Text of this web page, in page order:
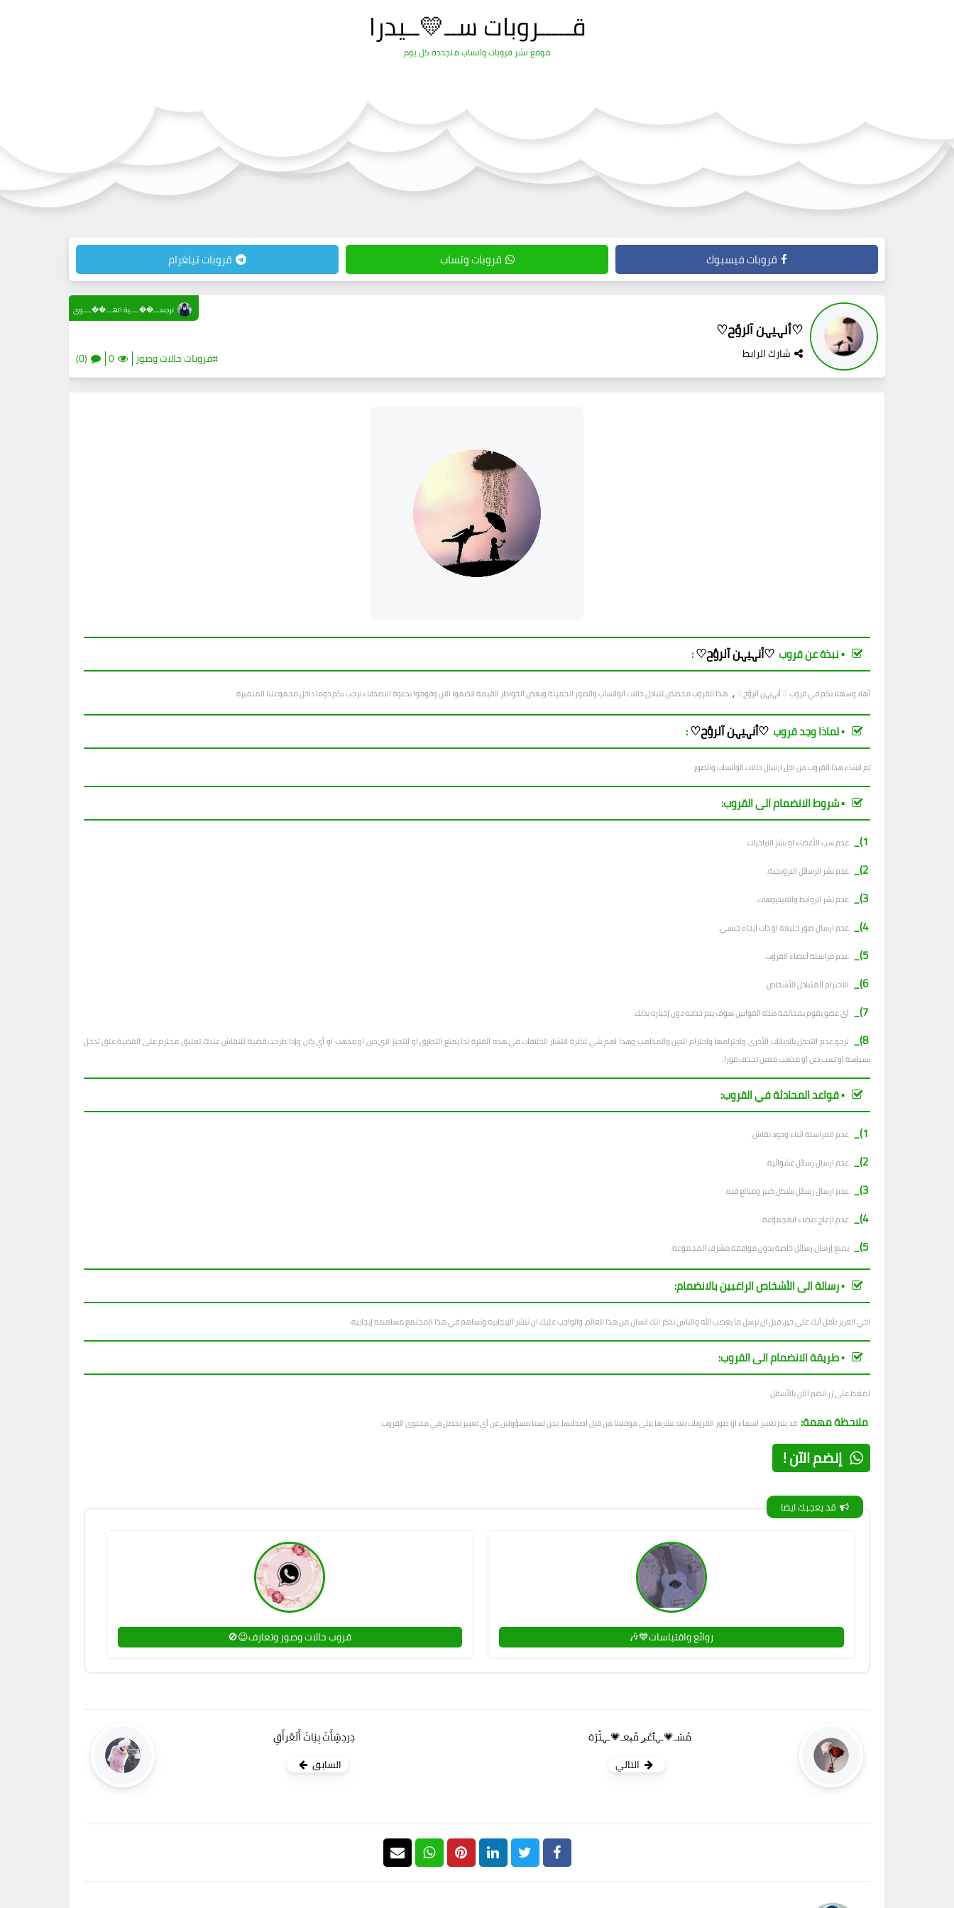
قـــــروبات ســ💛ــيدرا
موقع نشر قروبات واتساب متجددة كل يوم
قروبات فيسبوك قروبات وتساب قروبات تيلغرام
♡أنہيہن آلروٌح♡
شارك الرابط #قروبات حالات وصور 0
(0)
نرجســـ��ــــية الهـــ��ــــوى
▪︎ نبذة عن قروب ♡أنہيہن آلروٌح♡:
أهلا وسهلا بكم في قروب♡أنہيہن آلروٌح♡ ، هذا القروب مخصص لتبادل حالات الواتساب والصور الجميلة وبعض الخواطر القيمة انضموا الان وقوموا بدعوة الاصدقاء نرحب بكم دوما داخل مجموعتنا المتميزة
▪︎ لماذا وجد قروب ♡أنہيہن آلروٌح♡:
تم انشاء هذا القروب من اجل ارسال حالات الواتساب والصور
▪︎ شروط الانضمام الى القروب:
1)_
عدم سب الأعضاء او نشر الاباحيات.
2)_ عدم نشر الرسائل الترويجية.
3)_ عدم نشر الروابط والفيديوهات.
4)_ عدم ارسال صور خليعة او ذات ايحاء جنسي.
5)_ عدم مراسلة أعضاء القروب.
6)_ الاحترام المتبادل للأشخاص.
7)_ أي عضو يقوم بمخالفة هذه القوانين سوف يتم حذفه دون إخباره بذلك.
8)_
نرجو عدم التدخل بالديانات الأخرى واحترامها واحترام الدين والمذاهب وهذا اهم شي لكثرة انتشار الخلافات في هذه الفترة لذا يمنع التطرق او التحيز لاي دين او مذهب او أي كان وإذا طرحت قضية للنقاش عندك تعليق محترم على القضية علق تدخل
بسياسة او تسب دين او مذهب معين تحذف فورا.
▪︎ قواعد المحادثة في القروب:
1)_
عدم المراسلة اثناء وجود نقاش.
2)_ عدم ارسال رسائل عشوائية.
3)_ عدم ارسال رسائل بشكل كبير ومبالغ فيه.
4)_ عدم ازعاج اعضاء المجموعة.
5)_ يمنع إرسال رسائل خاصة بدون موافقة مشرف المجموعة.
▪︎ رسالة الى الأشخاص الراغبين بالانضمام:
اخي العزيز نأمل أنك على خير، قبل ان ترسل ما يغضب الله والناس تذكر انك انسان من هذا العالم، والواجب عليك ان تنشر الإيجابية وتساهم في هذا المجتمع مساهمة إيجابية.
▪︎ طريقة الانضمام الى القروب:
اضغط على زر انضم الآن بالأسفل
ملاحظة مهمة: قد يتم تغيير اسماء او صور القروبات بعد نشرها على موقعنا من قبل اصحابها، نحن لسنا مسؤولين عن أي تغيير يحصل في محتوى القروب.
إنضم الآن !
قد يعجبك ايضا
روائع واقتباسات💙🎶 قروب حالات وصور وتعارف😉🚫
مُشـ💗ـہٱعُږ مُٻعـ💗ـہثُرَة
التالي
دِردِشٍأّتّ بِنِاتّ أّلَعٌرأّقِ
السابق